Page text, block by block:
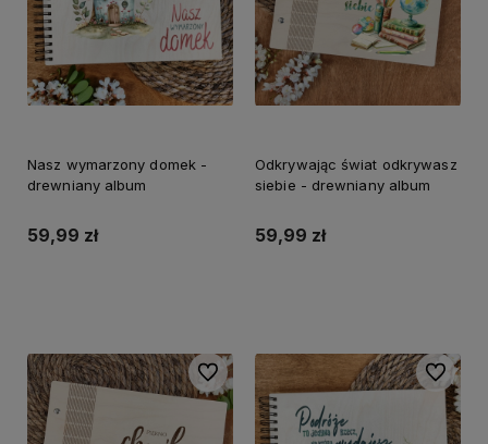
Nasz wymarzony domek -
drewniany album
59,99 zł
Odkrywając świat odkrywasz
siebie - drewniany album
59,99 zł
Do ulubionych Do